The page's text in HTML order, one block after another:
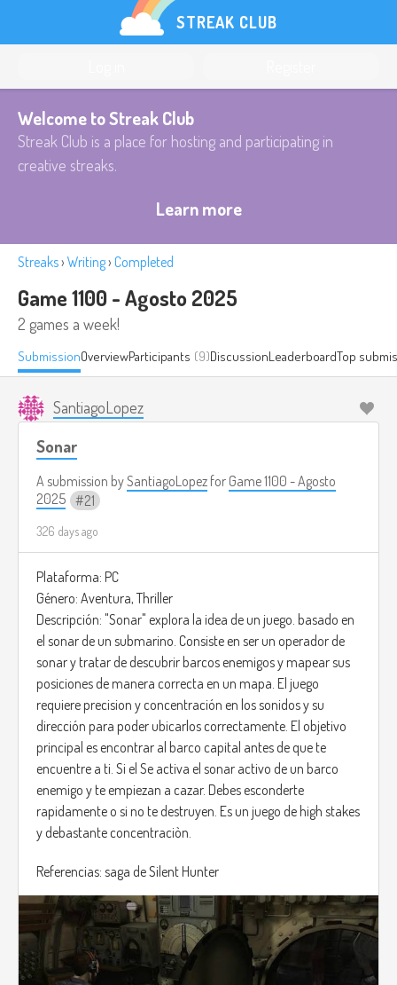
STREAK CLUB
Welcome to Streak Club
Streak Club is a place for hosting and participating in
creative streaks.
Learn more
Streaks› Writing› Completed
Game 1100 - Agosto 2025
2 games a week!
SubmissionOverviewParticipants (9)DiscussionLeaderboardTop
SantiagoLopez
Sonar
A submission bySantiagoLopez for Game 1100 - Agosto
2025
21
326 days ago
Plataforma: PC
Género: Aventura, Thriller
Descripción: "Sonar" explora la idea de un juego. basado en
el sonar de un submarino. Consiste en ser un operador de
sonar y tratar de descubrir barcos enemigos y mapear sus
posiciones de manera correcta en un mapa. El juego
requiere precision y concentración en los sonidos y su
dirección para poder ubicarlos correctamente. El objetivo
principal es encontrar al barco capital antes de que te
encuentre a ti. Si el Se activa el sonar activo de un barco
enemigo y te empiezan a cazar. Debes esconderte
rapidamente o si no te destruyen. Es un juego de high stakes
y debastante concentraciòn.
Referencias: saga de Silent Hunter